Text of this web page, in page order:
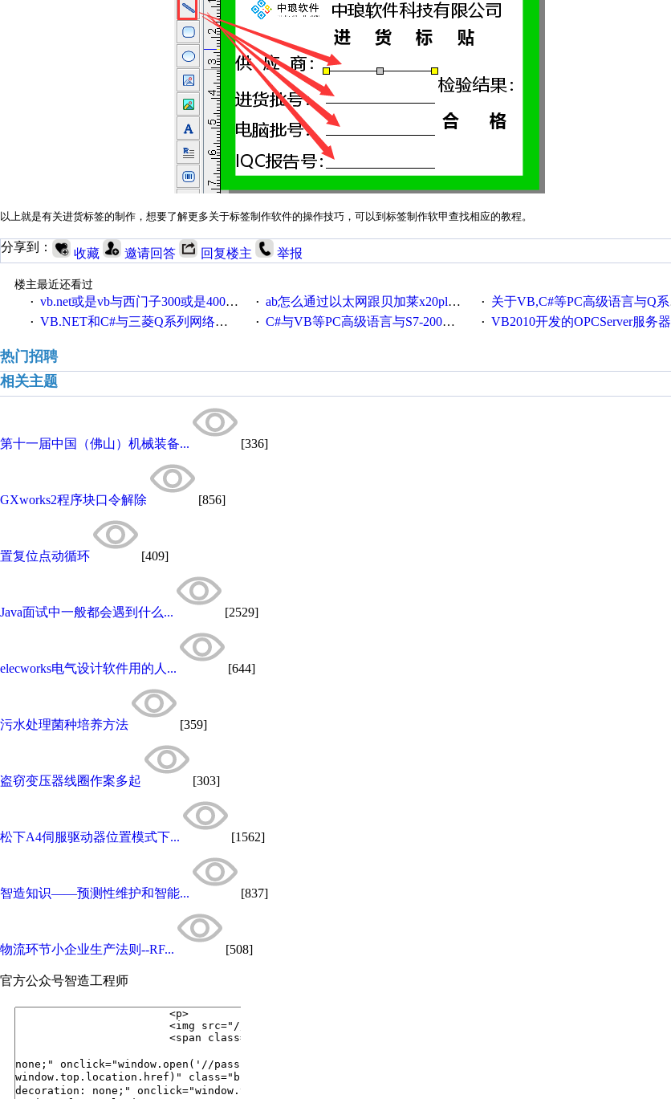
以上就是有关进货标签的制作，想要了解更多关于标签制作软件的操作技巧，可以到标签制作软甲查找相应的教程。
分享到： 收藏 邀请回答 回复楼主 举报
楼主最近还看过
· vb.net或是vb与西门子300或是400plc通信怎么想编写呀！ · ab怎么通过以太网跟贝加莱x20plc通讯 · 关于VB,C#等PC高级语言与Q系列通讯
· VB.NET和C#与三菱Q系列网络通讯的源代码 · C#与VB等PC高级语言与S7-200的CP243以太网通讯 · VB2010开发的OPCServer服务器软件(含源代码)
热门招聘
相关主题
第十一届中国（佛山）机械装备... [336]
GXworks2程序块口令解除 [856]
置复位点动循环 [409]
Java面试中一般都会遇到什么... [2529]
elecworks电气设计软件用的人... [644]
污水处理菌种培养方法 [359]
盗窃变压器线圈作案多起 [303]
松下A4伺服驱动器位置模式下... [1562]
智造知识——预测性维护和智能... [837]
物流环节小企业生产法则--RF... [508]
官方公众号智造工程师